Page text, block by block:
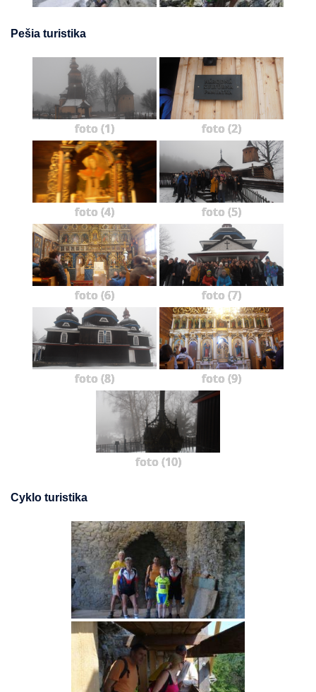
Pešia turistika
foto (1) foto (2)
foto (4) foto (5)
foto (6) foto (7)
foto (8) foto (9)
foto (10)
Cyklo turistika